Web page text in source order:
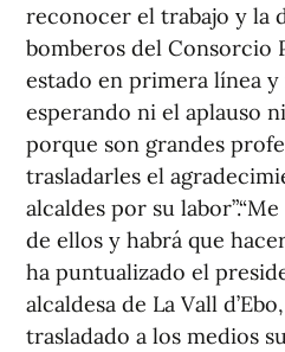
reconocer el trabajo y la
bomberos del Consorcio
estado en primera línea y
esperando ni el aplauso
porque son grandes
trasladarles el
alcaldes por su
de ellos y habrá que
ha puntualizado el
alcaldesa de La Vall
trasladado a los medios